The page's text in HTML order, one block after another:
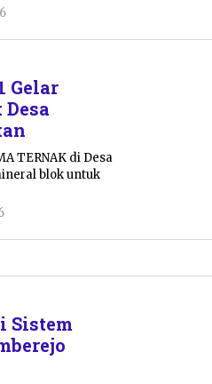
Shalahuddin
Gelar
TERNAK di Desa
blok untuk
Shalahuddin
Sistem